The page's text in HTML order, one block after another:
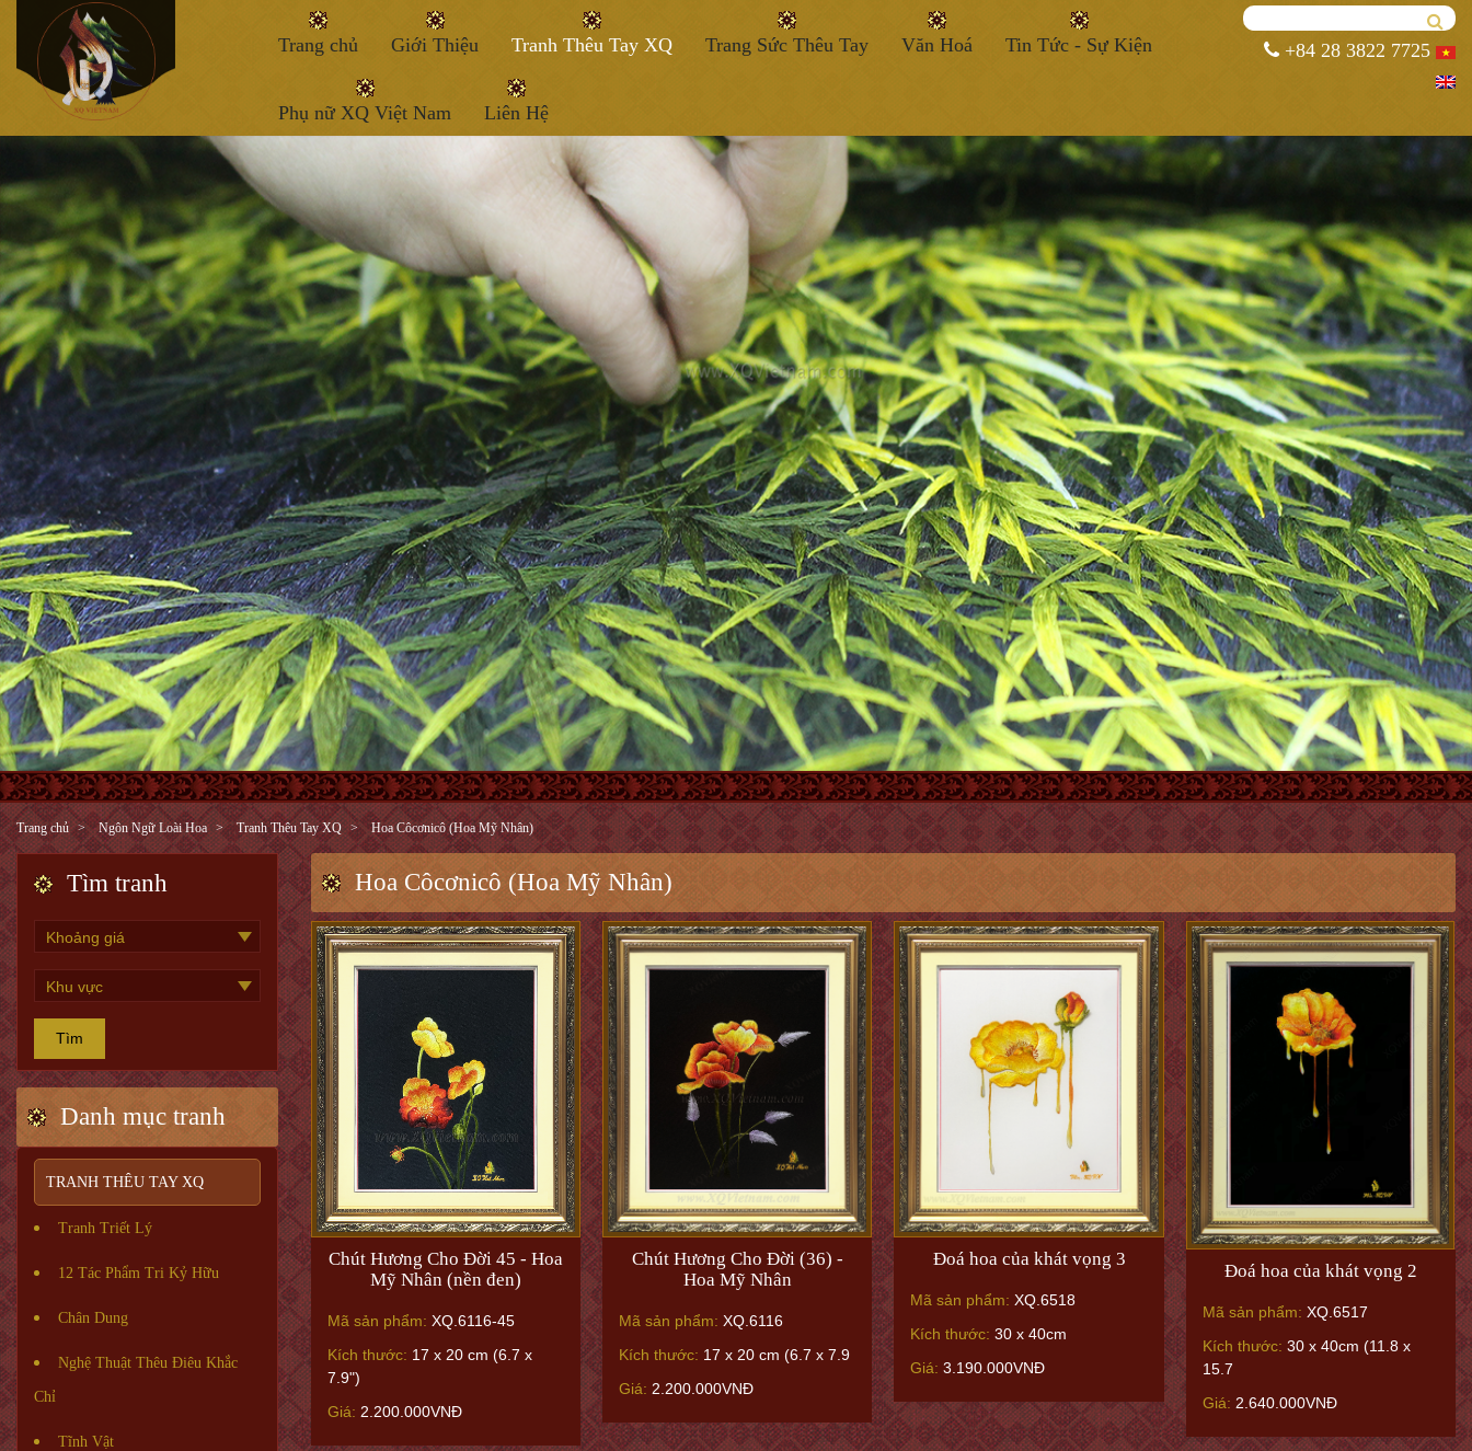
Trang chủ Giới Thiệu Tranh Thêu Tay XQ Trang Sức Thêu Tay Văn Hoá Tin Tức - Sự Kiện
Phụ nữ XQ Việt Nam Liên Hệ
+84 28 3822 7725
Trang chủ Ngôn Ngữ Loài Hoa Tranh Thêu Tay XQ Hoa Côcơnicô (Hoa Mỹ Nhân)
Tìm tranh
Tìm
Danh mục tranh
TRANH THÊU TAY XQ
Tranh Triết Lý
12 Tác Phẩm Tri Kỷ Hữu
Chân Dung
Nghệ Thuật Thêu Điêu Khắc
Chỉ
Tĩnh Vật
Hoa Côcơnicô (Hoa Mỹ Nhân)
Chút Hương Cho Đời 45 - Hoa
Mỹ Nhân (nền đen)
Mã sản phẩm: XQ.6116-45
Kích thước: 17 x 20 cm (6.7 x
7.9")
Giá: 2.200.000VNĐ
Chút Hương Cho Đời (36) -
Hoa Mỹ Nhân
Mã sản phẩm: XQ.6116
Kích thước: 17 x 20 cm (6.7 x 7.9
Giá: 2.200.000VNĐ
Đoá hoa của khát vọng 3
Mã sản phẩm: XQ.6518
Kích thước: 30 x 40cm
Giá: 3.190.000VNĐ
Đoá hoa của khát vọng 2
Mã sản phẩm: XQ.6517
Kích thước: 30 x 40cm (11.8 x
15.7
Giá: 2.640.000VNĐ